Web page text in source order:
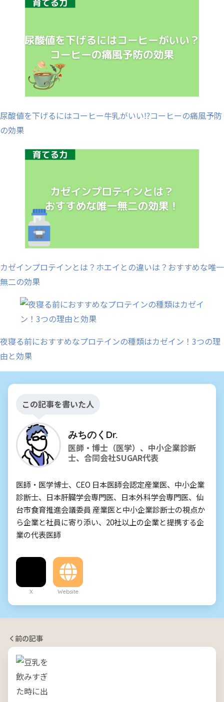
尿酸値を下げるにはコーヒー牛乳がいい⁉︎コーヒーの痛風予防
の効果
カゼインプロテインとは？ホエイとの違いは？おすすめな唯一
無二の効果
夜寝る前におすすめなプロテインの種類はカゼイン！3つの理
由と効果
この記事を書いた人
みちのくDr.
医師・博士（医学）、中小企業診断
士、合同会社SUGAR代表
医師・医学博士、CEO 日本医師会認定産業医、中小企業
診断士、日本肝臓学会専門医、日本外科学会専門医、仙
台市食育推進会議委員 産業医と中小企業診断士の視点か
ら企業と社員に寄り添い、20社以上の企業と提携する企
業の代表医師
X Website
前の記事